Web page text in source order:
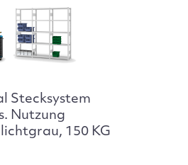
Stecksystem
Nutzung
150 KG